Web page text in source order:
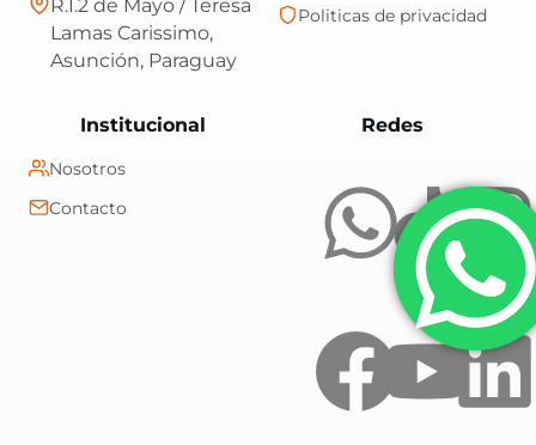
RedesCentral Shop es
Politicas de privacidad
Institucional
Nosotros
Contacto
R.I.2 de Mayo / Teresa
Lamas Carissimo,
Asunción, Paraguay